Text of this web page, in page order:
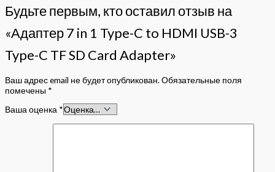
Будьте первым, кто оставил отзыв на
«Адаптер 7 in 1 Type-C to HDMI USB-3
Type-C TF SD Card Adapter»
Ваш адрес email не будет опубликован.Обязательные поля
помечены *
Ваша оценка *